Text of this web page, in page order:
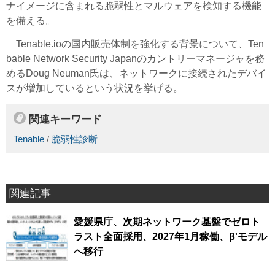
ナイメージに含まれる脆弱性とマルウェアを検知する機能
を備える。
Tenable.ioの国内販売体制を強化する背景について、Ten
bable Network Security Japanのカントリーマネージャを務
めるDoug Neuman氏は、ネットワークに接続されたデバイ
スが増加しているという状況を挙げる。
関連キーワード
Tenable / 脆弱性診断
関連記事
愛媛県庁、次期ネットワーク基盤でゼロト
ラスト全面採用、2027年1月稼働、β'モデル
へ移行